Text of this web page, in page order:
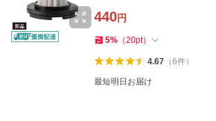
440円
5% （20pt）
4.67（6件）
最短明日お届け